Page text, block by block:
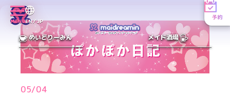
MENUEN／JP
予約
めいどりーみん メイド酒場
05/04